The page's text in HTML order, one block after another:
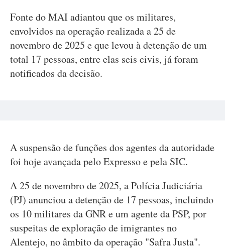
Fonte do MAI adiantou que os militares,
envolvidos na operação realizada a 25 de
novembro de 2025 e que levou à detenção de um
total 17 pessoas, entre elas seis civis, já foram
notificados da decisão.
A suspensão de funções dos agentes da autoridade
foi hoje avançada pelo Expresso e pela SIC.
A 25 de novembro de 2025, a Polícia Judiciária
(PJ) anunciou a detenção de 17 pessoas, incluindo
os 10 militares da GNR e um agente da PSP, por
suspeitas de exploração de imigrantes no
Alentejo, no âmbito da operação "Safra Justa".